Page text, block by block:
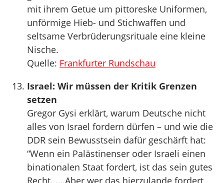
mit ihrem Getue um pittoreske Uniformen,
unförmige Hieb- und Stichwaffen und
seltsame Verbrüderungsrituale eine kleine
Nische.
Quelle: Frankfurter Rundschau
Israel: Wir müssen der Kritik Grenzen
setzen
Gregor Gysi erklärt, warum Deutsche nicht
alles von Israel fordern dürfen – und wie die
DDR sein Bewusstsein dafür geschärft hat:
“Wenn ein Palästinenser oder Israeli einen
binationalen Staat fordert, ist das sein gutes
Recht. ….Aber wer das hierzulande fordert,